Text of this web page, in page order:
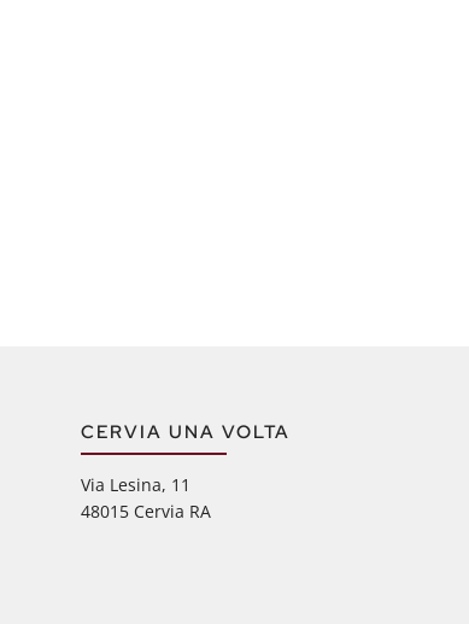
CERVIA UNA VOLTA
Via Lesina, 11
48015 Cervia RA